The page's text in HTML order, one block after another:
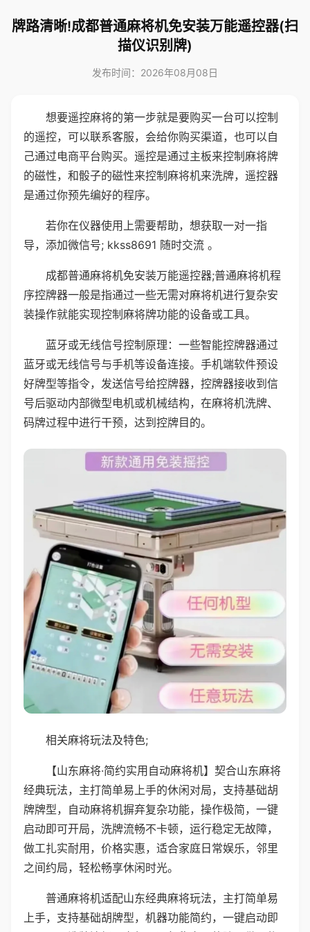
牌路清晰!成都普通麻将机免安装万能遥控器(扫
描仪识别牌)
发布时间：2026年08月08日
想要遥控麻将的第一步就是要购买一台可以控制
的遥控，可以联系客服，会给你购买渠道，也可以自
己通过电商平台购买。遥控是通过主板来控制麻将牌
的磁性，和骰子的磁性来控制麻将机来洗牌，遥控器
是通过你预先编好的程序。
若你在仪器使用上需要帮助，想获取一对一指
导，添加微信号; kkss8691 随时交流 。
成都普通麻将机免安装万能遥控器;普通麻将机程
序控牌器一般是指通过一些无需对麻将机进行复杂安
装操作就能实现控制麻将牌功能的设备或工具。
蓝牙或无线信号控制原理：一些智能控牌器通过
蓝牙或无线信号与手机等设备连接。手机端软件预设
好牌型等指令，发送信号给控牌器，控牌器接收到信
号后驱动内部微型电机或机械结构，在麻将机洗牌、
码牌过程中进行干预，达到控牌目的。
相关麻将玩法及特色;
【山东麻将·简约实用自动麻将机】契合山东麻将
经典玩法，主打简单易上手的休闲对局，支持基础胡
牌牌型，自动麻将机摒弃复杂功能，操作极简，一键
启动即可开局，洗牌流畅不卡顿，运行稳定无故障，
做工扎实耐用，价格实惠，适合家庭日常娱乐，邻里
之间约局，轻松畅享休闲时光。
普通麻将机适配山东经典麻将玩法，主打简单易
上手，支持基础胡牌型，机器功能简约，一键启动即